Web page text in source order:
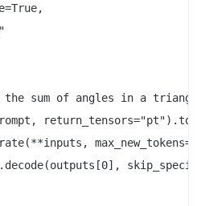
the sum of angles in a